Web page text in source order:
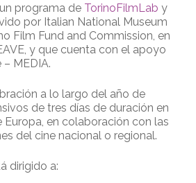
programa de TorinoFilmLab y
por Italian National Museum
Film Fund and Commission, en
y que cuenta con el apoyo
MEDIA.
a lo largo del año de
de tres días de duración en
en colaboración con las
del cine nacional o regional.
dirigido a: